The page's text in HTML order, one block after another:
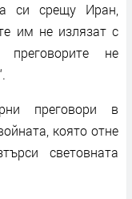
си срещу Иран,
им не излязат с
не
преговори в
която отне
световната